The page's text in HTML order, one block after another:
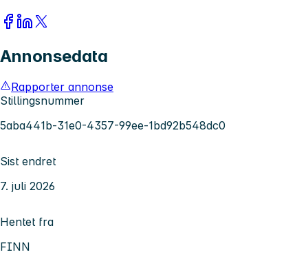
Annonsedata
Rapporter annonse
Stillingsnummer
5aba441b-31e0-4357-99ee-1bd92b548dc0
Sist endret
7. juli 2026
Hentet fra
FINN